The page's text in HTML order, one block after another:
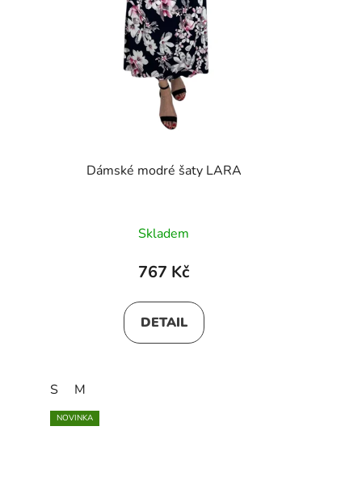
Dámské modré šaty LARA
Skladem
767 Kč
DETAIL
S M
NOVINKA